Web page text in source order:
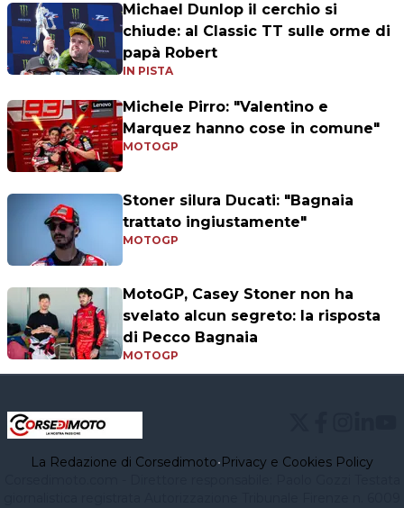
Michael Dunlop il cerchio si
chiude: al Classic TT sulle orme di
papà Robert
IN PISTA
Michele Pirro: "Valentino e
Marquez hanno cose in comune"
MOTOGP
Stoner silura Ducati: "Bagnaia
trattato ingiustamente"
MOTOGP
MotoGP, Casey Stoner non ha
svelato alcun segreto: la risposta
di Pecco Bagnaia
MOTOGP
La Redazione di Corsedimoto•Privacy e Cookies Policy